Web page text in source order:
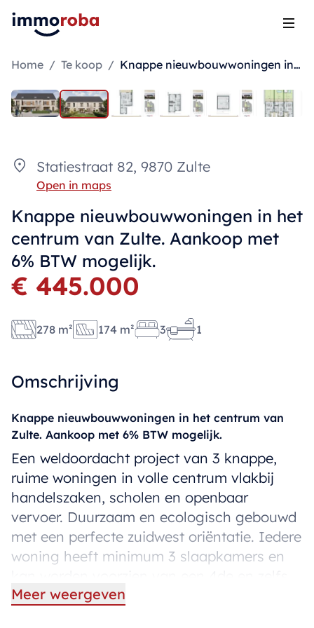
Home / Te koop / Knappe nieuwbouwwoningen in het centrum van Zulte. Aankoop met 6% BTW mogelijk.
Statiestraat 82, 9870 Zulte
Open in maps
Knappe nieuwbouwwoningen in het
centrum van Zulte. Aankoop met
6% BTW mogelijk.
€ 445.000
278 m² 174 m² 3 1
Omschrijving
Knappe nieuwbouwwoningen in het centrum van
Zulte. Aankoop met 6% BTW mogelijk.
Een weldoordacht project van 3 knappe,
ruime woningen in volle centrum vlakbij
handelszaken, scholen en openbaar
vervoer. Duurzaam en ecologisch gebouwd
met een perfecte zuidwest oriëntatie. Iedere
woning heeft minimum 3 slaapkamers en
5de slaapkamer (op de zolderverdieping).
Meer weergeven